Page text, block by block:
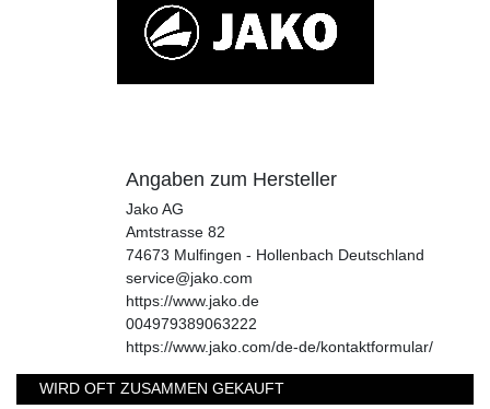
Angaben zum Hersteller
Jako AG
Amtstrasse 82
74673 Mulfingen - Hollenbach Deutschland
service@jako.com
https://www.jako.de
004979389063222
https://www.jako.com/de-de/kontaktformular/
WIRD OFT ZUSAMMEN GEKAUFT